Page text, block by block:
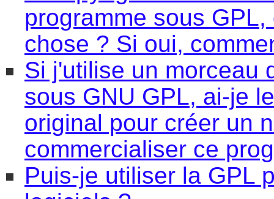
programme sous
chose ? Si oui,
Si j'utilise un morceau
sous GNU GPL, ai-je
original pour créer un
commercialiser ce
Puis-je utiliser la GPL